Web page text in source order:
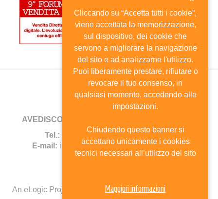
AVEDISCO
Tel.: 02.6702744 -Fax: 02.67385690
E-mail: info@avedisco.it - C.F. 80116270150
An eLogic Project Powered by Kentico CMS for ASP.Net
Cliccando su “Accetta tutti i cookie”,
viene accettata la memorizzazione,
sul dispositivo, dei cookie che
servono a migliorare la navigazione
del sito e ad analizzarne l'utilizzo.
Puoi liberamente prestare, rifiutare o
revocare il tuo consenso, in
qualsiasi momento, accedendo alle
impostazioni.
Chiudendo questo banner si
accettano unicamente i cookies
tecnici necessari all’utilizzo del sito
Maggiori informazioni